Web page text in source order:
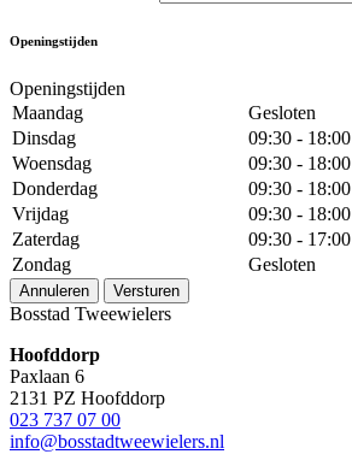
Openingstijden
Openingstijden
Maandag
Gesloten
Dinsdag
09:30 - 18:00
Woensdag
09:30 - 18:00
Donderdag
09:30 - 18:00
Vrijdag
09:30 - 18:00
Zaterdag
09:30 - 17:00
Zondag
Gesloten
Annuleren Versturen
Bosstad Tweewielers
Hoofddorp
Paxlaan 6
2131 PZ Hoofddorp
023 737 07 00
info@bosstadtweewielers.nl